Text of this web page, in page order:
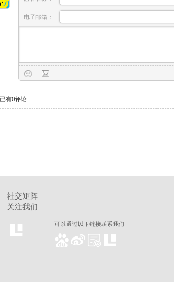
电子邮箱：
已有0评论
社交矩阵
关注我们
可以通过以下链接联系我们